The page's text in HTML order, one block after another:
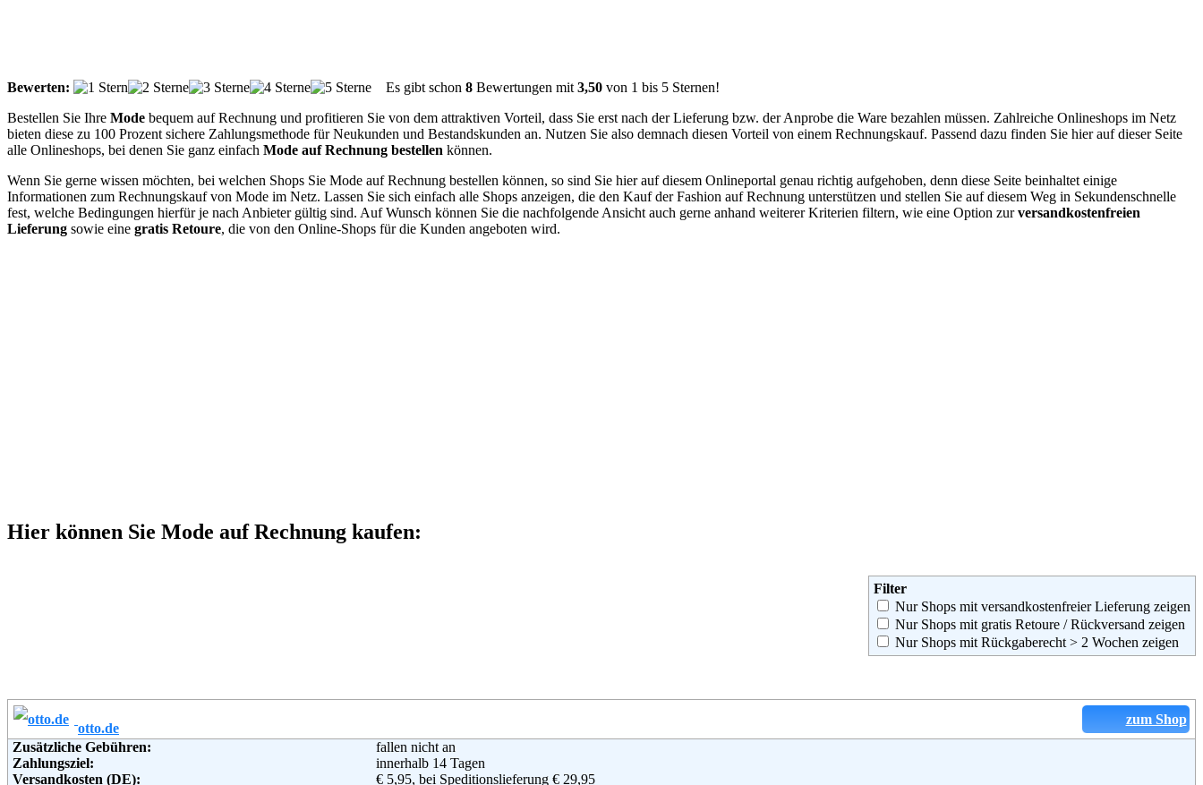
Bewerten: Es gibt schon 8 Bewertungen mit 3,50 von 1 bis 5 Sternen!
Bestellen Sie Ihre Mode bequem auf Rechnung und profitieren Sie von dem attraktiven Vorteil, dass Sie erst nach der Lieferung bzw. der Anprobe die Ware bezahlen müssen. Zahlreiche Onlineshops im Netz
bieten diese zu 100 Prozent sichere Zahlungsmethode für Neukunden und Bestandskunden an. Nutzen Sie also demnach diesen Vorteil von einem Rechnungskauf. Passend dazu finden Sie hier auf dieser Seite
alle Onlineshops, bei denen Sie ganz einfach Mode auf Rechnung bestellen können.
Wenn Sie gerne wissen möchten, bei welchen Shops Sie Mode auf Rechnung bestellen können, so sind Sie hier auf diesem Onlineportal genau richtig aufgehoben, denn diese Seite beinhaltet einige
Informationen zum Rechnungskauf von Mode im Netz. Lassen Sie sich einfach alle Shops anzeigen, die den Kauf der Fashion auf Rechnung unterstützen und stellen Sie auf diesem Weg in Sekundenschnelle
fest, welche Bedingungen hierfür je nach Anbieter gültig sind. Auf Wunsch können Sie die nachfolgende Ansicht auch gerne anhand weiterer Kriterien filtern, wie eine Option zurversandkostenfreien
Lieferung sowie eine gratis Retoure, die von den Online-Shops für die Kunden angeboten wird.
Hier können Sie Mode auf Rechnung kaufen:
Filter
Nur Shops mit versandkostenfreier Lieferung zeigen
Nur Shops mit gratis Retoure / Rückversand zeigen
Nur Shops mit Rückgaberecht > 2 Wochen zeigen
zum Shop
otto.de
Zusätzliche Gebühren:
fallen nicht an
Zahlungsziel:
innerhalb 14 Tagen
Versandkosten (DE):
€ 5,95, bei Speditionslieferung € 29,95